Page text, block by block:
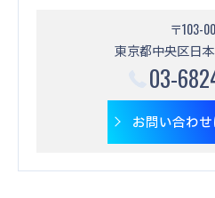
〒103-
東京都中央区日
03-
お問い合わ